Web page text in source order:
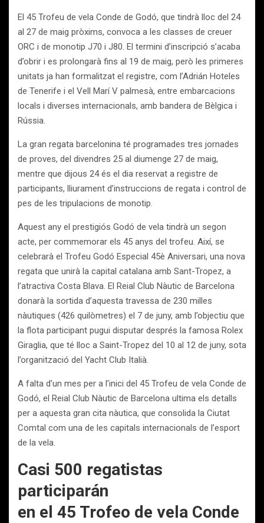
El 45 Trofeu de vela Conde de Godó, que tindrà lloc del 24
al 27 de maig pròxims, convoca a les classes de creuer
ORC i de monotip J70 i J80. El termini d’inscripció s’acaba
d’obrir i es prolongarà fins al 19 de maig, però les primeres
unitats ja han formalitzat el registre, com l’Adrián Hoteles
de Tenerife i el Vell Marí V palmesà, entre embarcacions
locals i diverses internacionals, amb bandera de Bèlgica i
Rússia.
La gran regata barcelonina té programades tres jornades
de proves, del divendres 25 al diumenge 27 de maig,
mentre que dijous 24 és el dia reservat a registre de
participants, lliurament d’instruccions de regata i control de
pes de les tripulacions de monotip.
Aquest any el prestigiós Godó de vela tindrà un segon
acte, per commemorar els 45 anys del trofeu. Així, se
celebrarà el Trofeu Godó Especial 45è Aniversari, una nova
regata que unirà la capital catalana amb Sant-Tropez, a
l’atractiva Costa Blava. El Reial Club Nàutic de Barcelona
donarà la sortida d’aquesta travessa de 230 milles
nàutiques (426 quilòmetres) el 7 de juny, amb l’objectiu que
la flota participant pugui disputar després la famosa Rolex
Giraglia, que té lloc a Saint-Tropez del 10 al 12 de juny, sota
l’organització del Yacht Club Italià.
A falta d’un mes per a l’inici del 45 Trofeu de vela Conde de
Godó, el Reial Club Nàutic de Barcelona ultima els detalls
per a aquesta gran cita nàutica, que consolida la Ciutat
Comtal com una de les capitals internacionals de l’esport
de la vela.
Casi 500 regatistas
participarán
en el 45 Trofeo de vela Conde